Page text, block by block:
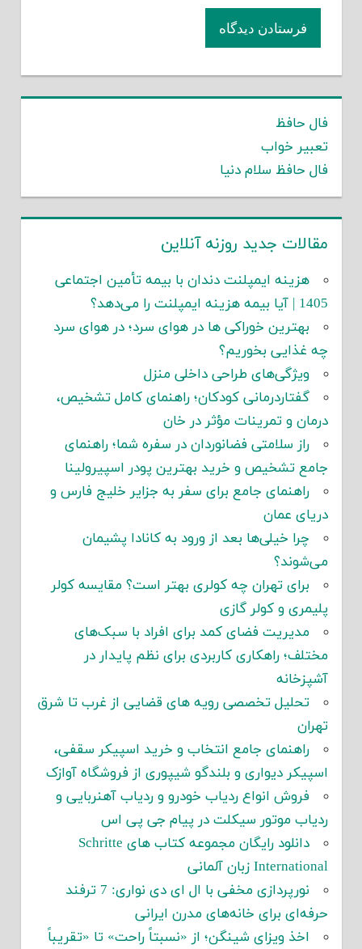
فال حافظ
تعبیر خواب
فال حافظ سلام دنیا
مقالات جدید روزنه آنلاین
هزینه ایمپلنت دندان با بیمه تأمین اجتماعی
1405 | آیا بیمه هزینه ایمپلنت را می‌دهد؟
بهترین خوراکی ها در هوای سرد؛ در هوای سرد
چه غذایی بخوریم؟
ویژگی‌های طراحی داخلی منزل
گفتاردرمانی کودکان؛ راهنمای کامل تشخیص،
درمان و تمرینات مؤثر در خان
راز سلامتی فضانوردان در سفره شما؛ راهنمای
جامع تشخیص و خرید بهترین پودر اسپیرولینا
راهنمای جامع برای سفر به جزایر خلیج فارس و
دریای عمان
چرا خیلی‌ها بعد از ورود به کانادا پشیمان
می‌شوند؟
برای تهران چه کولری بهتر است؟ مقایسه کولر
پلیمری و کولر گازی
مدیریت فضای کمد برای افراد با سبک‌های
مختلف؛ راهکاری کاربردی برای نظم پایدار در
آشپزخانه
تحلیل تخصصی رویه های قضایی از غرب تا شرق
تهران
راهنمای جامع انتخاب و خرید اسپیکر سقفی،
اسپیکر دیواری و بلندگو شیپوری از فروشگاه آوازک
فروش انواع ردیاب خودرو و ردیاب آهنربایی و
ردیاب موتور سیکلت در پیام جی پی اس
دانلود رایگان مجموعه کتاب های Schritte
International زبان آلمانی
نورپردازی مخفی با ال ای دی نواری: 7 ترفند
حرفه‌ای برای خانه‌های مدرن ایرانی
اخذ ویزای شینگن؛ از «نسبتاً راحت» تا «تقریباً